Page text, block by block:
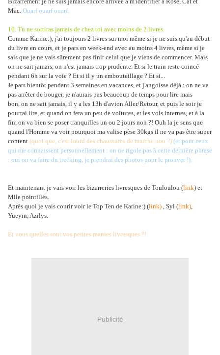
Mac. Ouarf ouarf ouarf.
10. Tu ne sortiras jamais de chez toi avec moins de 2 livres.
Comme Karine:), j'ai toujours 2 livres sur moi même si je ne suis qu'au début
du livre en cours, et je pars en week-end avec au moins 4 livres, même si je
sais que je ne vais sûrement pas finir celui que je viens de commencer. Mais
on ne sait jamais, on n'est jamais trop prudente. Et si le train reste coincé
pendant 6h sur la voie ? Et si il y un embouteillage ? Et si...
Je pars bientôt pendant 3 semaines en vacances, et j'angoisse déjà : on ne va
pas arrêter de bouger, je n'aurais pas beaucoup de temps pour lire mais
bon, on ne sait jamais, il y a les 13h d'avion Aller/Retour, et puis le soir je
pourrai lire, et quand on fera un peu de voitures, et les vols internes, et à la
fin, on va bien se poser tranquilles un ou 2 jours non ?! Ouh la je sens que
quand l'Homme va voir pourquoi ma valise pèse 30kgs il ne va pas être super
content (quoi que, c'est lourd des chaussures de marche non ?) (et pour ceux
qui me connaissent personnellement : on ne rigole pas à cette dernière phrase
: oui on va faire du trecking, je prendrai des photos pour le prouver !).
Et maintenant je vais voir les bizarreries livresques de Touloulou (link) et
Mlle pointillés.
Après quoi je vais courir voir le Top Ten de Karine:) (link) , Syl (link),
Yueyin, Azilys.
Et vous quelles sont vos petites manies livresques ?!
Publicité